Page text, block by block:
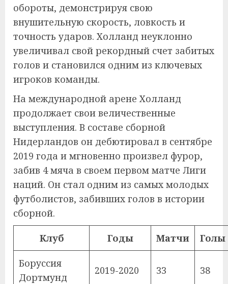
обороты, демонстрируя свою
внушительную скорость, ловкость и
точность ударов. Холланд неуклонно
увеличивал свой рекордный счет забитых
голов и становился одним из ключевых
игроков команды.
На международной арене Холланд
продолжает свои величественные
выступления. В составе сборной
Нидерландов он дебютировал в сентябре
2019 года и мгновенно произвел фурор,
забив 4 мяча в своем первом матче Лиги
наций. Он стал одним из самых молодых
футболистов, забивших голов в истории
сборной.
Клуб Годы Матчи Голы
Боруссия
Дортмунд
2019-2020 33 38